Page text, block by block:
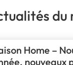
du
Home –
nouveaux